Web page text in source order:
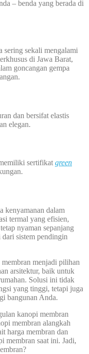
– benda yang berada di
sering sekali mengalami
di Jawa Barat,
goncangan gempa
dan bersifat elastis
elegan.
sertifikat green
kenyamanan dalam
termal yang efisien,
nyaman sepanjang
sistem pendingin
menjadi pilihan
arsitektur, baik untuk
Solusi ini tidak
yang tinggi, tetapi juga
bangunan Anda.
kanopi membran
membran alangkah
harga membran dan
membran saat ini. Jadi,